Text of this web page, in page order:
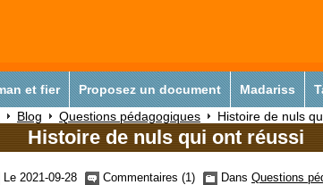
et fier Proposez un document Madariss
Blog Questions pédagogiques Histoire de nuls
Histoire de nuls qui ont réussi
Le 2021-09-28 Commentaires (1) Dans Questions